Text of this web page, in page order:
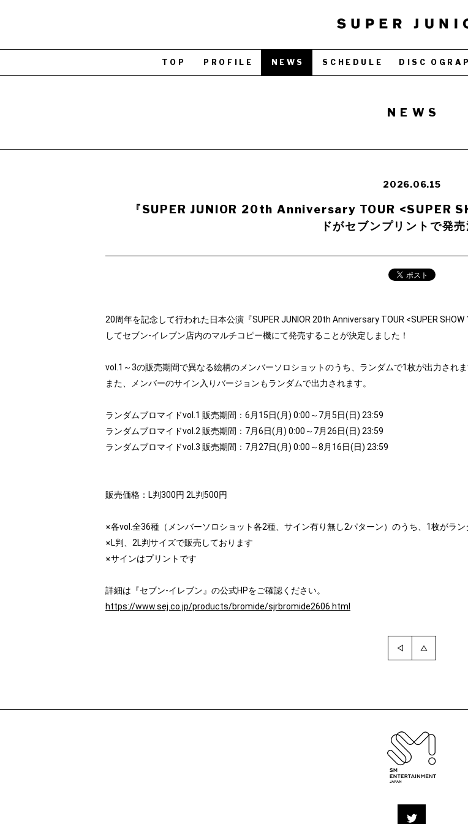
TOP PROFILE NEWS SCHEDULE DISC
NEWS
2026.06.15
『SUPER JUNIOR 20th Anniversary TOUR <SUPER
ドがセブンプリントで発売
20周年を記念して行われた日本公演『SUPER JUNIOR 20th Anniversary TOUR <SUPER
してセブン‐イレブン店内のマルチコピー機にて発売することが決定しました！
vol.1～3の販売期間で異なる絵柄のメンバーソロショットのうち、ランダムで1枚が出力されま
また、メンバーのサイン入りバージョンもランダムで出力されます。
ランダムブロマイドvol.1 販売期間：6月15日(月) 0:00～7月5日(日) 23:59
ランダムブロマイドvol.2 販売期間：7月6日(月) 0:00～7月26日(日) 23:59
ランダムブロマイドvol.3 販売期間：7月27日(月) 0:00～8月16日(日) 23:59
販売価格：L判300円 2L判500円
※各vol.全36種（メンバーソロショット各2種、サイン有り無し2パターン）のうち、1枚がラ
※L判、2L判サイズで販売しております
※サインはプリントです
詳細は『セブン‐イレブン』の公式HPをご確認ください。
https://www.sej.co.jp/products/bromide/sjrbromide2606.html